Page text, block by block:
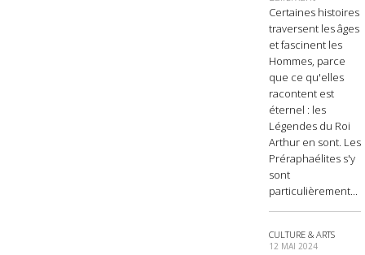
Certaines histoires
traversent les âges
et fascinent les
Hommes, parce
que ce qu'elles
racontent est
éternel : les
Légendes du Roi
Arthur en sont. Les
Préraphaélites s'y
sont
particulièrement...
CULTURE & ARTS
12 MAI 2024